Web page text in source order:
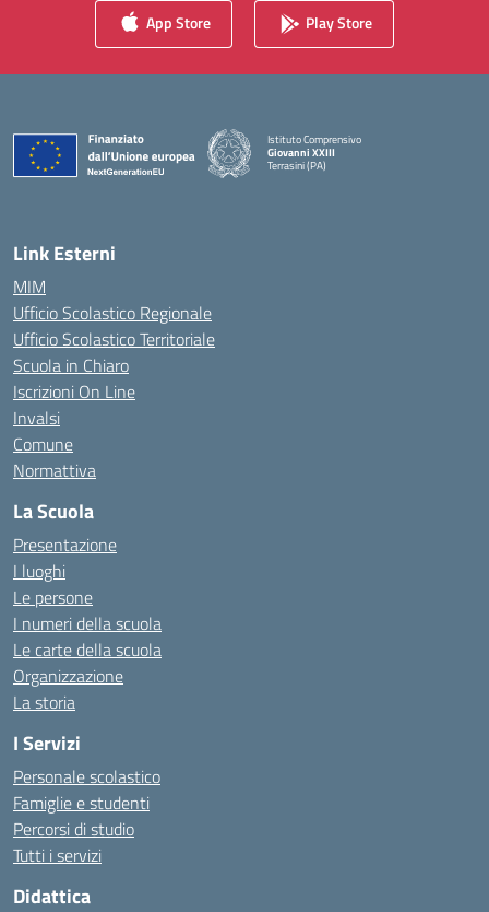
App Store Play Store
Istituto Comprensivo
Giovanni XXIII
Terrasini (PA)
Link Esterni
MIM
Ufficio Scolastico Regionale
Ufficio Scolastico Territoriale
Scuola in Chiaro
Iscrizioni On Line
Invalsi
Comune
Normattiva
La Scuola
Presentazione
I luoghi
Le persone
I numeri della scuola
Le carte della scuola
Organizzazione
La storia
I Servizi
Personale scolastico
Famiglie e studenti
Percorsi di studio
Tutti i servizi
Didattica